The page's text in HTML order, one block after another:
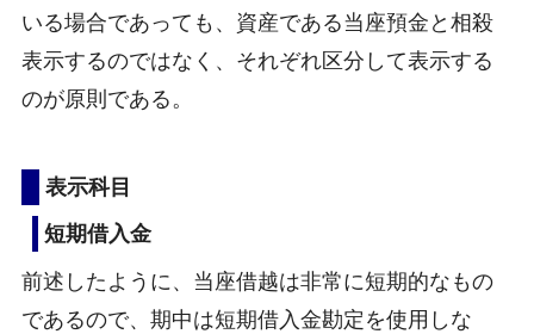
いる場合であっても、資産である当座預金と相殺
表示するのではなく、それぞれ区分して表示する
のが原則である。
表示科目
短期借入金
前述したように、当座借越は非常に短期的なもの
であるので、期中は短期借入金勘定を使用しな